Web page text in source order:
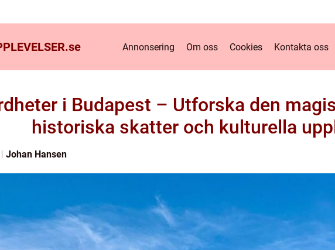
se Annonsering Om oss Cookies Kontakta oss
i Budapest – Utforska den
historiska skatter och kulturella
Johan Hansen